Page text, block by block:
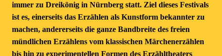
immer zu Dreikönig in Nürnberg statt. Ziel dieses Festivals
ist es, einerseits das Erzählen als Kunstform bekannter zu
machen, andererseits die ganze Bandbreite des freien
mündlichen Erzählens vom klassischen Märchenerzählen
bis hin zu experimentellen Formen des Erzähltheaters